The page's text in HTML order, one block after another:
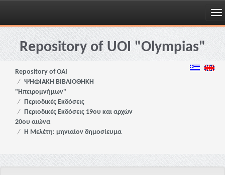
Skip
navigationRepository of UOI "Olympias"
Repository of OAI
ΨΗΦΙΑΚΗ ΒΙΒΛΙΟΘΗΚΗ
"Ηπειρομνήμων"
Περιοδικές Εκδόσεις
Περιοδικές Εκδόσεις 19ου και αρχών
20ου αιώνα
Η Μελέτη: μηνιαίον δημοσίευμα